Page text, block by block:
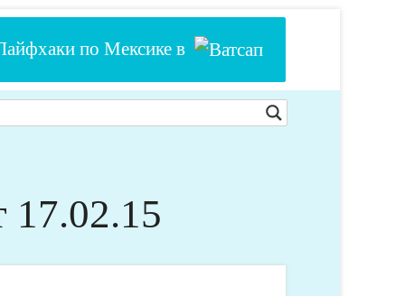
по Мексике в
17.02.15